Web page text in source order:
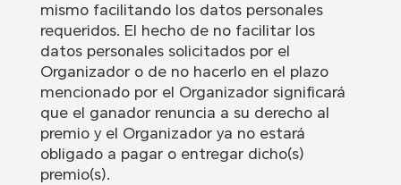
mismo facilitando los datos personales
requeridos. El hecho de no facilitar los
datos personales solicitados por el
Organizador o de no hacerlo en el plazo
mencionado por el Organizador significará
que el ganador renuncia a su derecho al
premio y el Organizador ya no estará
obligado a pagar o entregar dicho(s)
premio(s).